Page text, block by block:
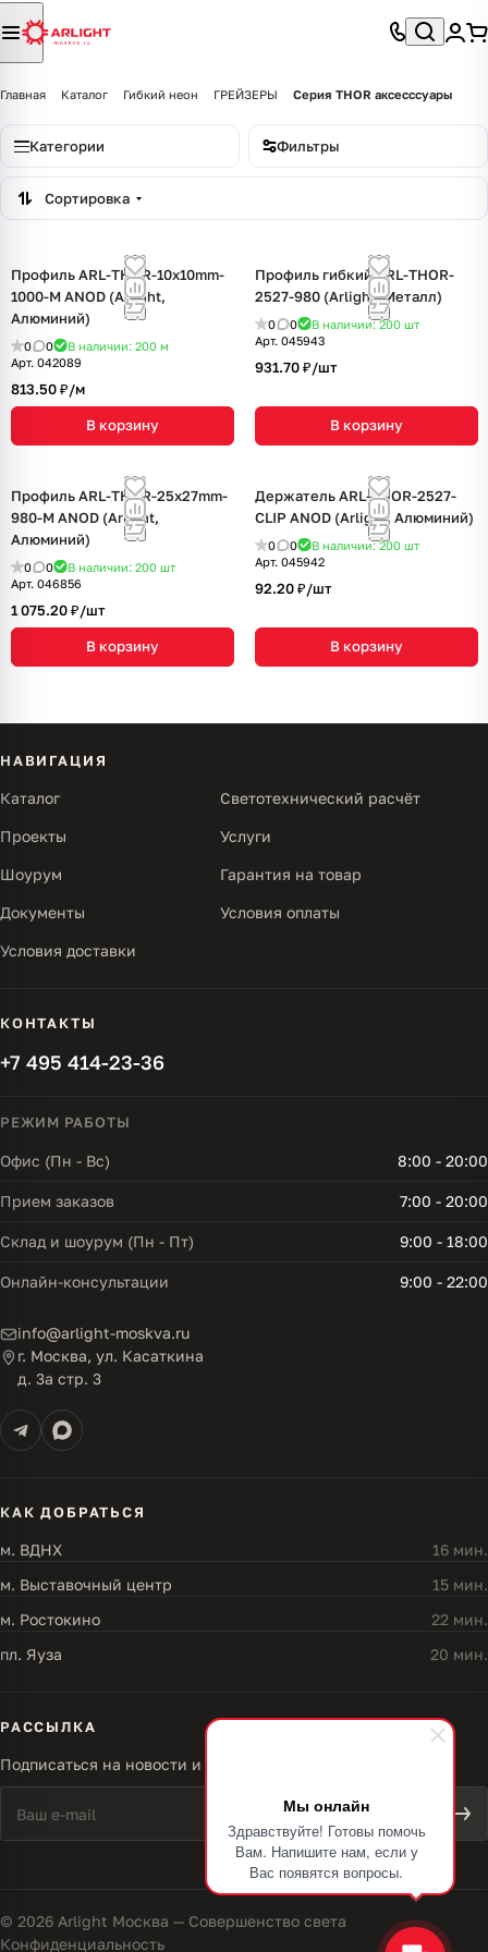
Мы онлайн
Здравствуйте! Готовы помочь
Вам. Напишите нам, если у
Вас появятся вопросы.
Главная Каталог Гибкий неон ГРЕЙЗЕРЫ Серия THOR аксесссуары
Категории Фильтры
Сортировка
Профиль ARL-THOR-10x10mm-
1000-M ANOD (Arlight,
Алюминий)
0 0 В наличии: 200 м
Арт. 042089
813.50 ₽/м
В корзину
Профиль гибкий ARL-THOR-
2527-980 (Arlight, Металл)
0 0 В наличии: 200 шт
Арт. 045943
931.70 ₽/шт
В корзину
Профиль ARL-THOR-25x27mm-
980-M ANOD (Arlight,
Алюминий)
0 0 В наличии: 200 шт
Арт. 046856
1 075.20 ₽/шт
В корзину
Держатель ARL-THOR-2527-
CLIP ANOD (Arlight, Алюминий)
0 0 В наличии: 200 шт
Арт. 045942
92.20 ₽/шт
В корзину
НАВИГАЦИЯ
Каталог Светотехнический расчёт
Проекты Услуги
Шоурум Гарантия на товар
Документы Условия оплаты
Условия доставки
КОНТАКТЫ
+7 495 414-23-36
РЕЖИМ РАБОТЫ
Офис (Пн - Вс) 8:00 - 20:00
Прием заказов 7:00 - 20:00
Склад и шоурум (Пн - Пт) 9:00 - 18:00
Онлайн-консультации 9:00 - 22:00
info@arlight-moskva.ru
г. Москва, ул. Касаткина
д. 3а стр. 3
КАК ДОБРАТЬСЯ
м. ВДНХ
16 мин.
м. Выставочный центр
15 мин.
м. Ростокино
22 мин.
пл. Яуза
20 мин.
РАССЫЛКА
Подписаться на новости и акции
© 2026 Arlight Москва — Совершенство света
Конфиденциальность